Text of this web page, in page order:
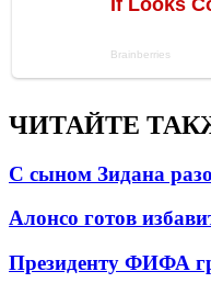
ЧИТАЙТЕ
С сыном Зидана
Алонсо готов
Президенту ФИФА